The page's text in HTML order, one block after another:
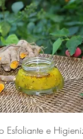
Quick View
Esfoliante e